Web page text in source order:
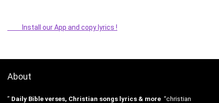
Install our App and copy lyrics !
About
” Daily Bible verses, Christian songs lyrics & more “christian